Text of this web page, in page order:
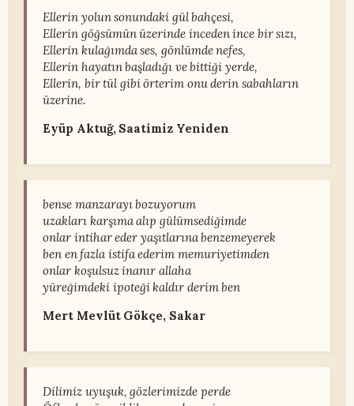
Ellerin yolun sonundaki gül bahçesi,
Ellerin göğsümün üzerinde inceden ince bir sızı,
Ellerin kulağımda ses, gönlümde nefes,
Ellerin hayatın başladığı ve bittiği yerde,
Ellerin, bir tül gibi örterim onu derin sabahların
üzerine.
Eyüp Aktuğ, Saatimiz Yeniden
bense manzarayı bozuyorum
uzakları karşıma alıp gülümsediğimde
onlar intihar eder yaşıtlarına benzemeyerek
ben en fazla istifa ederim memuriyetimden
onlar koşulsuz inanır allaha
yüreğimdeki ipoteği kaldır derim ben
Mert Mevlüt Gökçe, Sakar
Dilimiz uyuşuk, gözlerimizde perde